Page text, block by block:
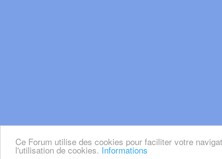
Ce Forum utilise des cookies pour faciliter votre
l'utilisation de cookies. Informations